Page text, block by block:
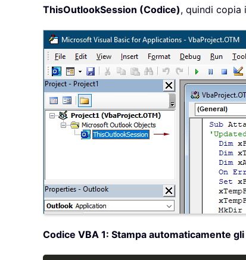
ThisOutlookSession (Codice), quindi copia
Codice VBA 1: Stampa automaticamente